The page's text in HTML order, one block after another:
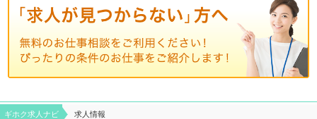
ギホク求⼈ナビ 求人情報